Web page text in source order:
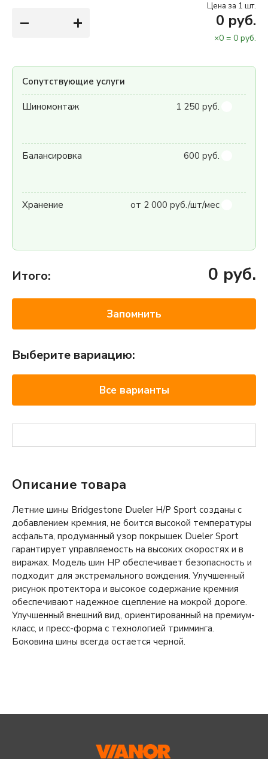
− +
Цена за 1 шт.
0 руб.
×0 = 0 руб.
Сопутствующие услуги
Шиномонтаж 1 250 руб.
Балансировка 600 руб.
Хранение от 2 000 руб./шт/мес
Итого: 0 руб.
Запомнить
Выберите вариацию:
Все варианты
Описание товара
Летние шины Bridgestone Dueler H/P Sport созданы с
добавлением кремния, не боится высокой температуры
асфальта, продуманный узор покрышек Dueler Sport
гарантирует управляемость на высоких скоростях и в
виражах. Модель шин HP обеспечивает безопасность и
подходит для экстремального вождения. Улучшенный
рисунок протектора и высокое содержание кремния
обеспечивают надежное сцепление на мокрой дороге.
Улучшенный внешний вид, ориентированный на премиум-
класс, и пресс-форма с технологией тримминга.
Боковина шины всегда остается черной.